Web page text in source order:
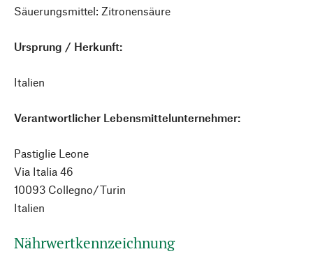
Säuerungsmittel: Zitronensäure
Ursprung / Herkunft:
Italien
Verantwortlicher Lebensmittelunternehmer:
Pastiglie Leone
Via Italia 46
10093 Collegno/Turin
Italien
Nährwertkennzeichnung